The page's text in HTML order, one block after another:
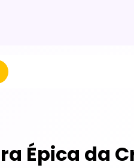
Épica da